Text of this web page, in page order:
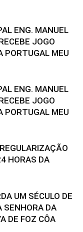
ENG. MANUEL
JOGO
PORTUGAL MEU
ENG. MANUEL
JOGO
PORTUGAL MEU
HORAS DA
UM SÉCULO DE
SENHORA DA
DE FOZ CÔA